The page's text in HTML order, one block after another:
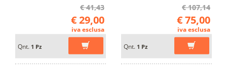
€ 41,43
€ 29,00
iva esclusa
Qnt. 1 Pz
€ 107,14
€ 75,00
iva esclusa
Qnt. 1 Pz